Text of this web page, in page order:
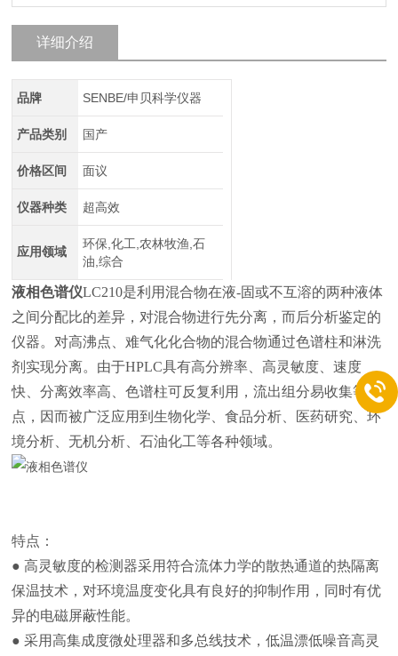
详细介绍
品牌 SENBE/申贝科学仪器
产品类别 国产
价格区间 面议
仪器种类 超高效
应用领域
环保,化工,农林牧渔,石
油,综合
液相色谱仪LC210是利用混合物在液-固或不互溶的两种液体
之间分配比的差异，对混合物进行先分离，而后分析鉴定的
仪器。对高沸点、难气化化合物的混合物通过色谱柱和淋洗
剂实现分离。由于HPLC具有高分辨率、高灵敏度、速度
快、分离效率高、色谱柱可反复利用，流出组分易收集等优
点，因而被广泛应用到生物化学、食品分析、医药研究、环
境分析、无机分析、石油化工等各种领域。
特点：
● 高灵敏度的检测器采用符合流体力学的散热通道的热隔离
保温技术，对环境温度变化具有良好的抑制作用，同时有优
异的电磁屏蔽性能。
● 采用高集成度微处理器和多总线技术，低温漂低噪音高灵